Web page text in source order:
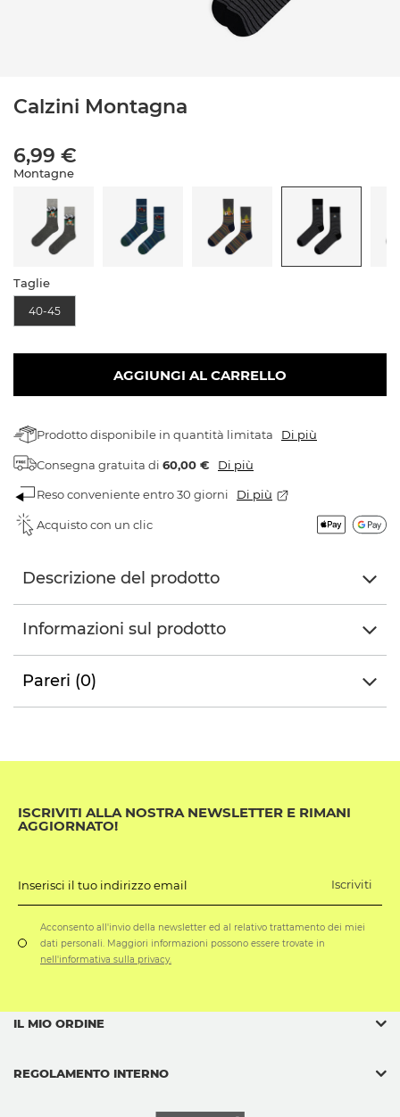
Calzini Montagna
6,99 €
Montagne
Taglie
40-45
AGGIUNGI AL CARRELLO
Prodotto disponibile in quantità limitata Di più
Consegna gratuita di 60,00 € Di più
Reso conveniente entro 30 giorni Di più
Acquisto con un clic
Descrizione del prodotto
Informazioni sul prodotto
Pareri (0)
ISCRIVITI ALLA NOSTRA NEWSLETTER E RIMANI
AGGIORNATO!
Inserisci il tuo indirizzo email Iscriviti
Acconsento all'invio della newsletter ed al relativo trattamento dei miei
dati personali. Maggiori informazioni possono essere trovate in
nell'informativa sulla privacy.
IL MIO ORDINE
REGOLAMENTO INTERNO